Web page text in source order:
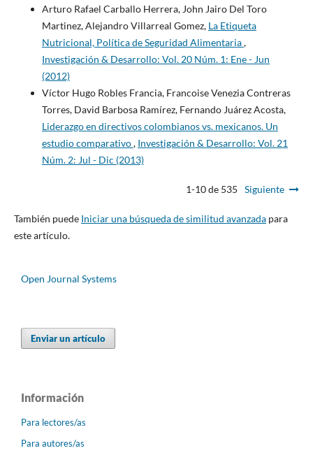
Arturo Rafael Carballo Herrera, John Jairo Del Toro
Martinez, Alejandro Villarreal Gomez, La Etiqueta
Nutricional, Política de Seguridad Alimentaria,
Investigación & Desarrollo: Vol. 20 Núm. 1: Ene - Jun
(2012)
Víctor Hugo Robles Francia, Francoise Venezia Contreras
Torres, David Barbosa Ramírez, Fernando Juárez Acosta,
Liderazgo en directivos colombianos vs. mexicanos. Un
estudio comparativo, Investigación & Desarrollo: Vol. 21
Núm. 2: Jul - Dic (2013)
1-10 de 535 Siguiente
También puede Iniciar una búsqueda de similitud avanzadapara
este artículo.
Open Journal Systems
Enviar un artículo
Información
Para lectores/as
Para autores/as